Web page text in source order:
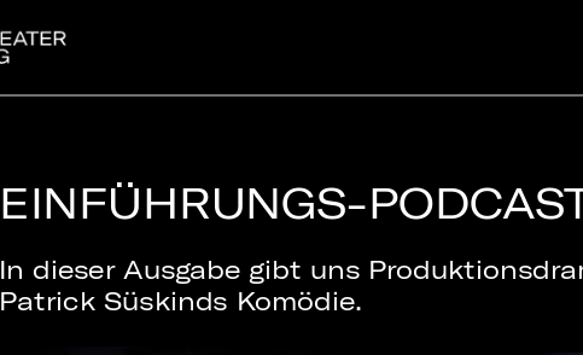
EINFÜHRUNGS-
In dieser Ausgabe gibt uns
Patrick Süskinds Komödie.